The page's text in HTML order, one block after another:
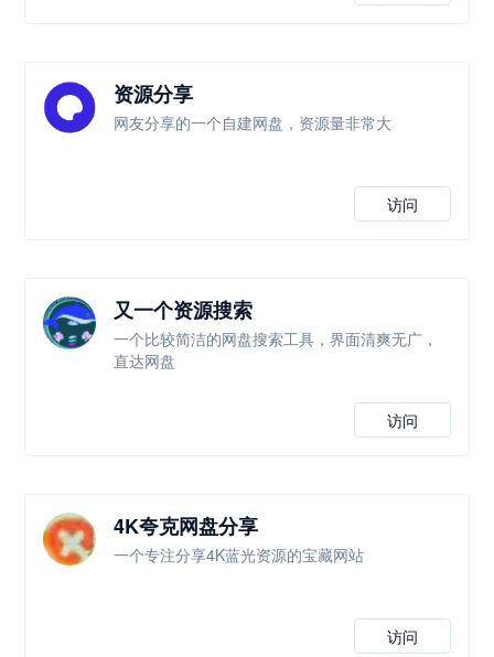
资源分享
网友分享的一个自建网盘，资源量非常大
访问
又一个资源搜索
一个比较简洁的网盘搜索工具，界面清爽无广，
直达网盘
访问
4K夸克网盘分享
一个专注分享4K蓝光资源的宝藏网站
访问